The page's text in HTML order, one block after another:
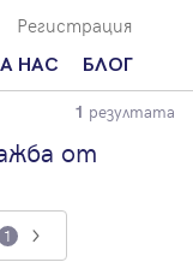
Регистрация
НАС
ние?
БЛОГ
За продавачи
За купувачи
Ипотечно
1 резултата
от
1